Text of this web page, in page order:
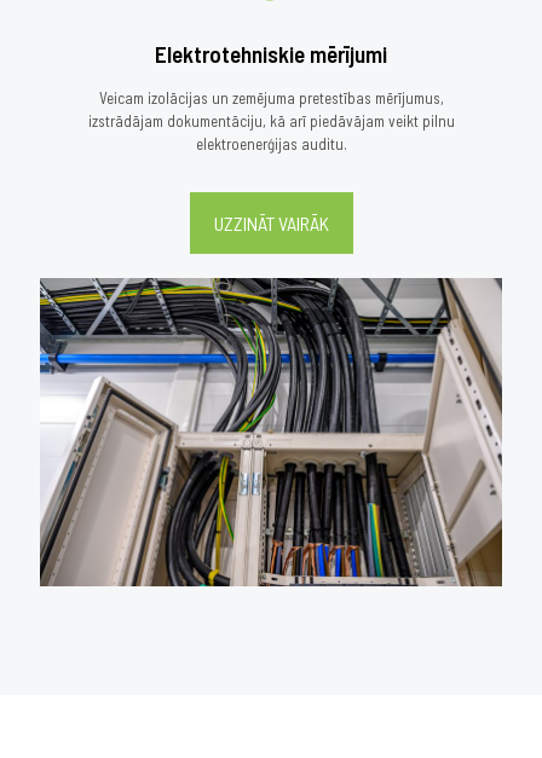
Elektrotehniskie mērījumi
Veicam izolācijas un zemējuma pretestības mērījumus,
izstrādājam dokumentāciju, kā arī piedāvājam veikt pilnu
elektroenerģijas auditu.
UZZINĀT VAIRĀK